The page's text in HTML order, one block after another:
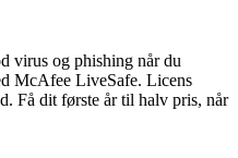
virus og phishing når du
McAfee LiveSafe. Licens
Få dit første år til halv pris, når